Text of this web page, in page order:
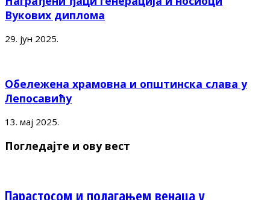
Вукових диплома
29. јун 2025.
Обележена храмовна и општинска слава у
Лепосавићу
13. мај 2025.
Погледајте и ову вест
Парастосом и полагањем венаца у